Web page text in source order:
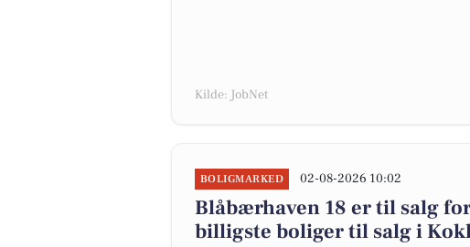
Kilde: JobNet
BOLIGMARKED 02-08-2026 10:02
Blåbærhaven 18 er til salg
billigste boliger til salg i